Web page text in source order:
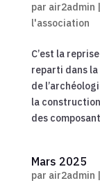
par air2admin |
l'association
C’est la
reparti dans
de
la
des
Mars 2025
par air2admin |